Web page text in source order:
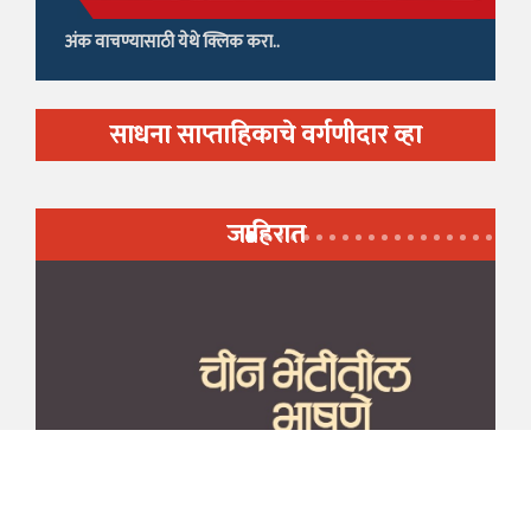
अंक वाचण्यासाठी येथे क्लिक करा..
साधना साप्ताहिकाचे वर्गणीदार व्हा
जाहिरात